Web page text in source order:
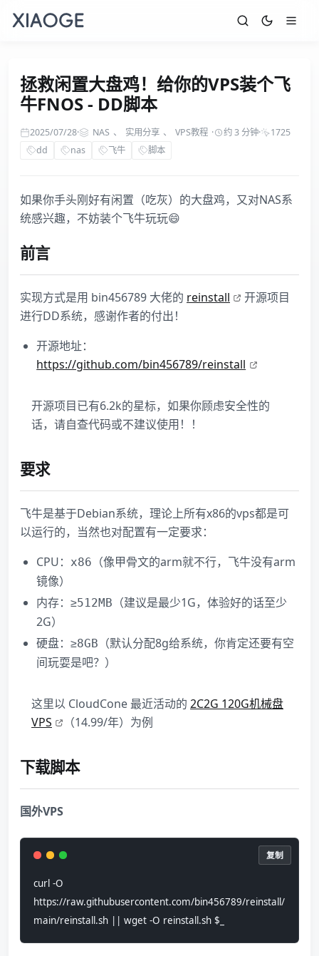
拯救闲置大盘鸡！给你的VPS装个飞
牛FNOS - DD脚本
2025/07/28· NAS 、 实用分享 、 VPS教程 · 约 3 分钟·
1725
dd
nas 飞牛 脚本
如果你手头刚好有闲置（吃灰）的大盘鸡，又对NAS系
统感兴趣，不妨装个飞牛玩玩😄
前言
实现方式是用 bin456789​ 大佬的 reinstall
开源项目
进行DD系统，感谢作者的付出！
开源地址：
https://github.com/bin456789/reinstall
开源项目已有6.2k的星标，如果你顾虑安全性的
话，请自查代码或不建议使用！！
要求
飞牛是基于Debian系统，理论上所有x86的vps都是可
以运行的，当然也对配置有一定要求：
CPU：
x86
（像甲骨文的arm就不行，飞牛没有arm
镜像）
内存：≥512MB
（建议是最少1G，体验好的话至少
2G）
硬盘：≥8GB
（默认分配8g给系统，你肯定还要有空
间玩耍是吧？）
这里以 CloudCone 最近活动的 2C2G 120G机械盘
VPS
（14.99/年）为例
下载脚本
国外VPS
curl -O
https://raw.githubusercontent.com/bin456789/reinstall/
main/reinstall.sh || wget -O reinstall.sh $_
复制